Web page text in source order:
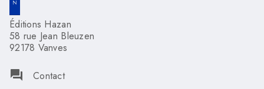
Éditions Hazan
58 rue Jean Bleuzen
92178 Vanves
question_answer Contact